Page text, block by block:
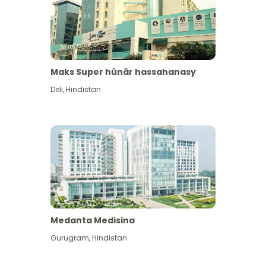
Maks Super hünär hassahanasy
Deli,Hindistan
Medanta Medisina
Gurugram,Hindistan